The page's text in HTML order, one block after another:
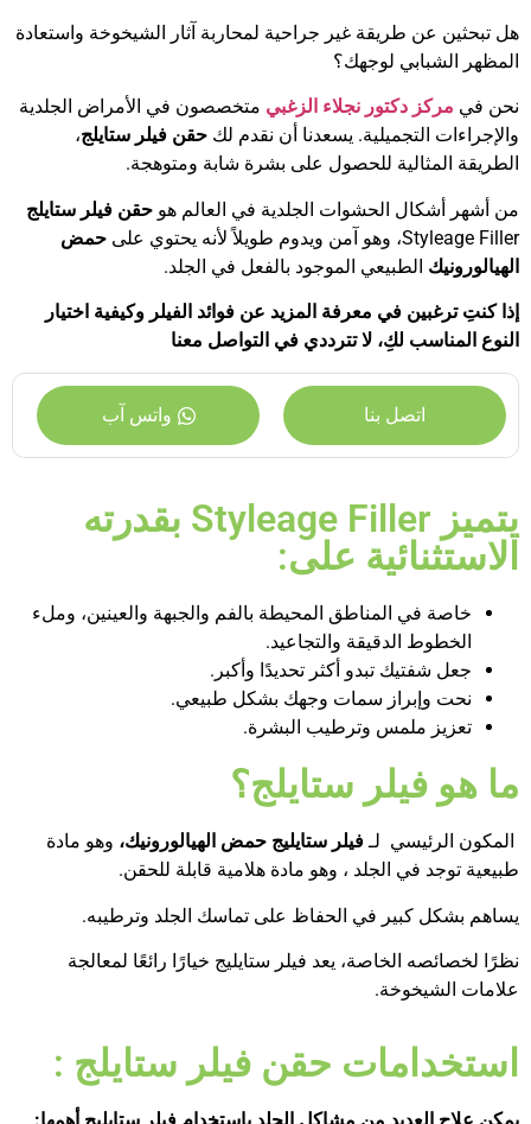
هل تبحثين عن طريقة غير جراحية لمحاربة آثار الشيخوخة واستعادة
المظهر الشبابي لوجهك؟
نحن في مركز دكتور نجلاء الزغبي متخصصون في الأمراض الجلدية
والإجراءات التجميلية. يسعدنا أن نقدم لك حقن فيلر ستايلج،
الطريقة المثالية للحصول على بشرة شابة ومتوهجة.
من أشهر أشكال الحشوات الجلدية في العالم هو حقن فيلر ستايلج
Styleage Filler، وهو آمن ويدوم طويلاً لأنه يحتوي على
حمض
الهيالورونيك الطبيعي الموجود بالفعل في الجلد.
إذا كنتِ ترغبين في معرفة المزيد عن فوائد الفيلر وكيفية اختيار
النوع المناسب لكِ، لا تترددي في التواصل معنا
اتصل بنا واتس آب
يتميز Styleage Filler بقدرته
الاستثنائية على:
خاصة في المناطق المحيطة بالفم والجبهة والعينين، وملء
الخطوط الدقيقة والتجاعيد.
جعل شفتيك تبدو أكثر تحديدًا وأكبر.
نحت وإبراز سمات وجهك بشكل طبيعي.
تعزيز ملمس وترطيب البشرة.
ما هو فيلر ستايلج؟
المكون الرئيسي لـفيلر ستايليج حمض الهيالورونيك، وهو مادة
طبيعية توجد في الجلد ، وهو مادة هلامية قابلة للحقن.
يساهم بشكل كبير في الحفاظ على تماسك الجلد وترطيبه.
نظرًا لخصائصه الخاصة، يعد فيلر ستايليج خيارًا رائعًا لمعالجة
علامات الشيخوخة.
استخدامات حقن فيلر ستايلج :